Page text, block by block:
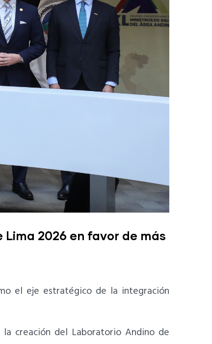
2026 en favor de más
el eje estratégico de la integración
creación del Laboratorio Andino de